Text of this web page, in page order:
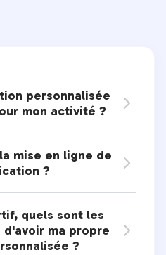
personnalisée
mon activité ?

mise en ligne de
?

quels sont les
d'avoir ma propre
?
